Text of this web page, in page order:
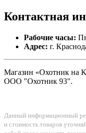
Контактная
Рабочие часы:
Адрес: г.
Магазин «Охотник на
ООО "Охотник 93".
Данный информационный
и стоимость товаров